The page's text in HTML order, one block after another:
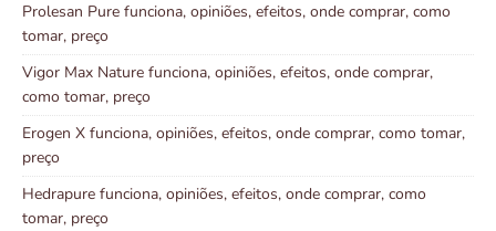
Prolesan Pure funciona, opiniões, efeitos, onde comprar, como
tomar, preço
Vigor Max Nature funciona, opiniões, efeitos, onde comprar,
como tomar, preço
Erogen X funciona, opiniões, efeitos, onde comprar, como tomar,
preço
Hedrapure funciona, opiniões, efeitos, onde comprar, como
tomar, preço